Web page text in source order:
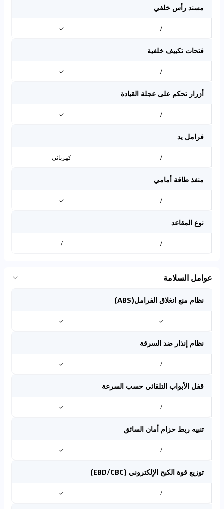
مسند رأس خلفي
/
✓
فتحات تكييف خلفية
/
✓
أزرار تحكم على عجلة القيادة
/
✓
فرامل يد
/ كهربائي
منفذ طاقة أمامي
/
✓
نوع المقاعد
/
/
عوامل السلامة
نظام منع انغلاق الفرامل(ABS)
✓
✓
نظام إنذار ضد السرقة
/
✓
قفل الأبواب التلقائي حسب السرعة
/
✓
تنبيه ربط حزام أمان السائق
/
✓
توزيع قوة الكبح الإلكتروني (EBD/CBC)
/
✓